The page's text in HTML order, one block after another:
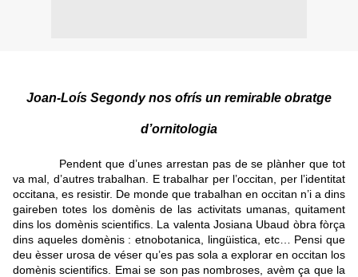
Joan-Loís Segondy nos ofrís un remirable obratge
d’ornitologia
Pendent que d’unes arrestan pas de se plànher que tot
va mal, d’autres trabalhan. E trabalhar per l’occitan, per l’identitat
occitana, es resistir. De monde que trabalhan en occitan n’i a dins
gaireben totes los domènis de las activitats umanas, quitament
dins los domènis scientifics. La valenta Josiana Ubaud òbra fòrça
dins aqueles domènis : etnobotanica, lingüistica, etc… Pensi que
deu èsser urosa de véser qu’es pas sola a explorar en occitan los
domènis scientifics. Emai se son pas nombroses, avèm ça que la